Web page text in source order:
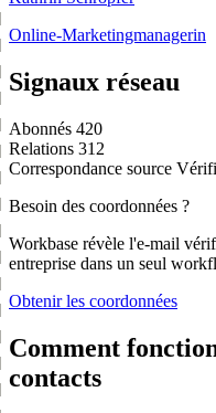
Online-Marketingmanagerin
Signaux réseau
Abonnés 420
Relations 312
Correspondance source
Besoin des coordonnées ?
Workbase révèle l'e-mail
entreprise dans un seul
Obtenir les coordonnées
Comment
contacts